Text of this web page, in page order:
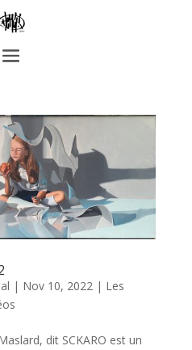
| Nov 10, 2022| Les
dit SCKARO est un